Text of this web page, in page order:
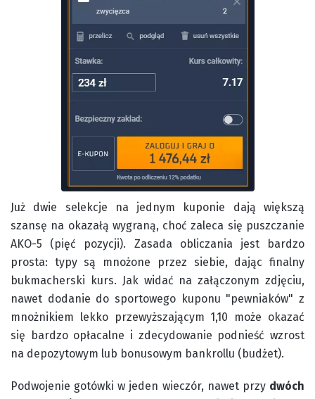
Już dwie selekcje na jednym kuponie dają większą
szansę na okazałą wygraną, choć zaleca się puszczanie
AKO-5 (pięć pozycji). Zasada obliczania jest bardzo
prosta: typy są mnożone przez siebie, dając finalny
bukmacherski kurs. Jak widać na załączonym zdjęciu,
nawet dodanie do sportowego kuponu "pewniaków" z
mnożnikiem lekko przewyższającym 1,10 może okazać
się bardzo opłacalne i zdecydowanie podnieść wzrost
na depozytowym lub bonusowym bankrollu (budżet).
Podwojenie gotówki w jeden wieczór, nawet przy dwóch